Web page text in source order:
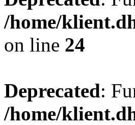
/home/
on line 24
Deprecated:
/home/